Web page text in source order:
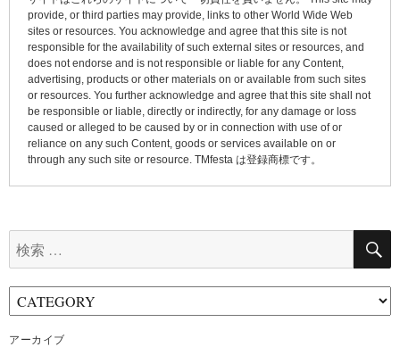
provide, or third parties may provide, links to other World Wide Web
sites or resources. You acknowledge and agree that this site is not
responsible for the availability of such external sites or resources, and
does not endorse and is not responsible or liable for any Content,
advertising, products or other materials on or available from such sites
or resources. You further acknowledge and agree that this site shall not
be responsible or liable, directly or indirectly, for any damage or loss
caused or alleged to be caused by or in connection with use of or
reliance on any such Content, goods or services available on or
through any such site or resource. TMfesta は登録商標です。
索:
アーカイブ